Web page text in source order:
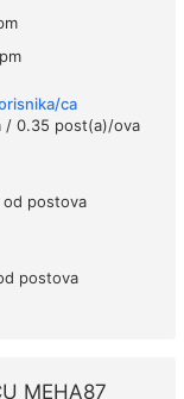
ca
/ 0.35 post(a)/ova
od postova
postova
MEHA87